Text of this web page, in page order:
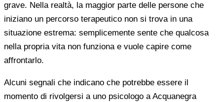
grave. Nella realtà, la maggior parte delle persone che
iniziano un percorso terapeutico non si trova in una
situazione estrema: semplicemente sente che qualcosa
nella propria vita non funziona e vuole capire come
affrontarlo.
Alcuni segnali che indicano che potrebbe essere il
momento di rivolgersi a uno psicologo a Acquanegra